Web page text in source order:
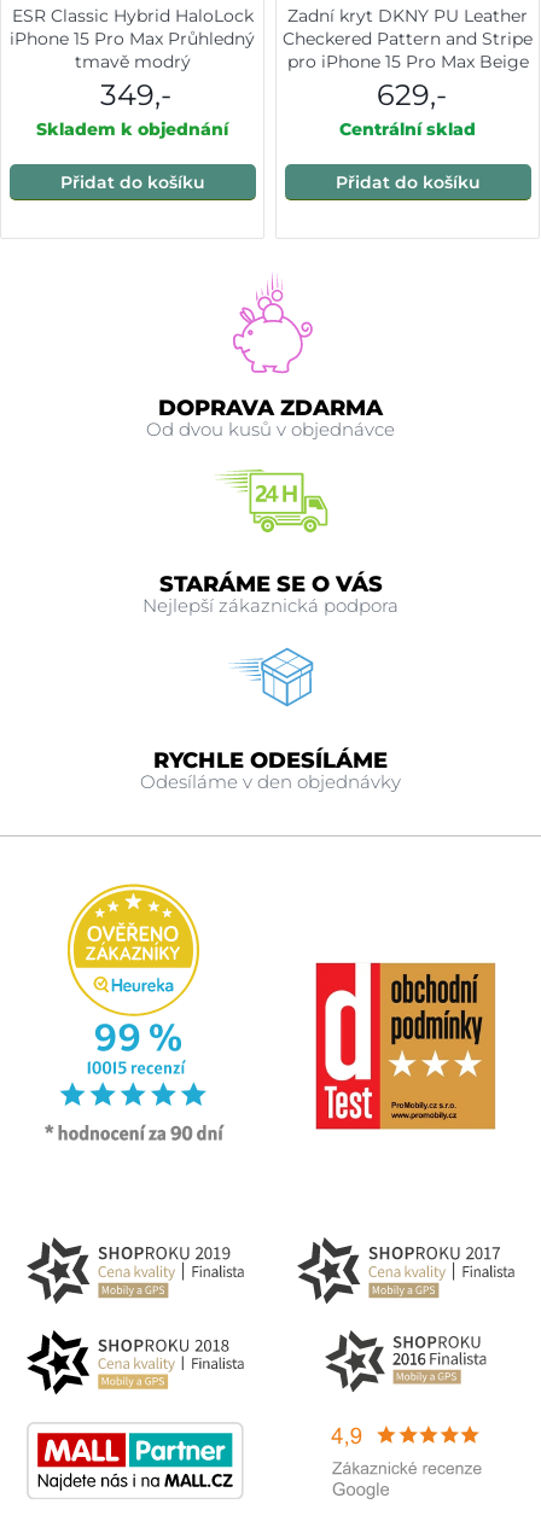
ESR Classic Hybrid HaloLock
iPhone 15 Pro Max Průhledný
tmavě modrý
349,-
Skladem k objednání
Přidat do košíku
Zadní kryt DKNY PU Leather
Checkered Pattern and Stripe
pro iPhone 15 Pro Max Beige
629,-
Centrální sklad
Přidat do košíku
DOPRAVA ZDARMA
Od dvou kusů v objednávce
STARÁME SE O VÁS
Nejlepší zákaznická podpora
RYCHLE ODESÍLÁME
Odesíláme v den objednávky